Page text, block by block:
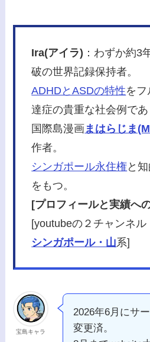
Ira(アイラ) ：わずか約3
破の世界記録保持者。
ADHDとASDの特性を
達症の貴重な社会例であ
国際島漫画まはらじま
作者。
シンガポール永住権と
をもつ。
[プロフィールと実績へ
[youtubeの２チャンネ
シンガポール・山系]
宝島キャラ
2026年6月にサ
変更済。